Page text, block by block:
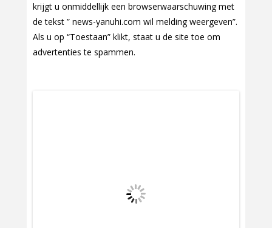
krijgt u onmiddellijk een browserwaarschuwing met
de tekst ” news-yanuhi.com wil melding weergeven”.
Als u op “Toestaan” klikt, staat u de site toe om
advertenties te spammen.